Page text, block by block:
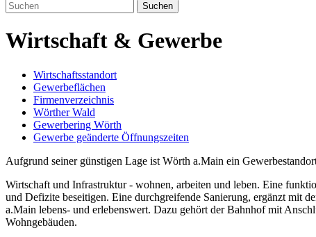
Suchen
Wirtschaft & Gewerbe
Wirtschaftsstandort
Gewerbeflächen
Firmenverzeichnis
Wörther Wald
Gewerbering Wörth
Gewerbe geänderte Öffnungszeiten
Aufgrund seiner günstigen Lage ist Wörth a.Main ein
Wirtschaft und Infrastruktur - wohnen, arbeiten und leben. Eine
und Defizite beseitigen. Eine durchgreifende Sanierung, ergänzt mit
a.Main lebens- und erlebenswert. Dazu gehört der Bahnhof mit
Wohngebäuden.